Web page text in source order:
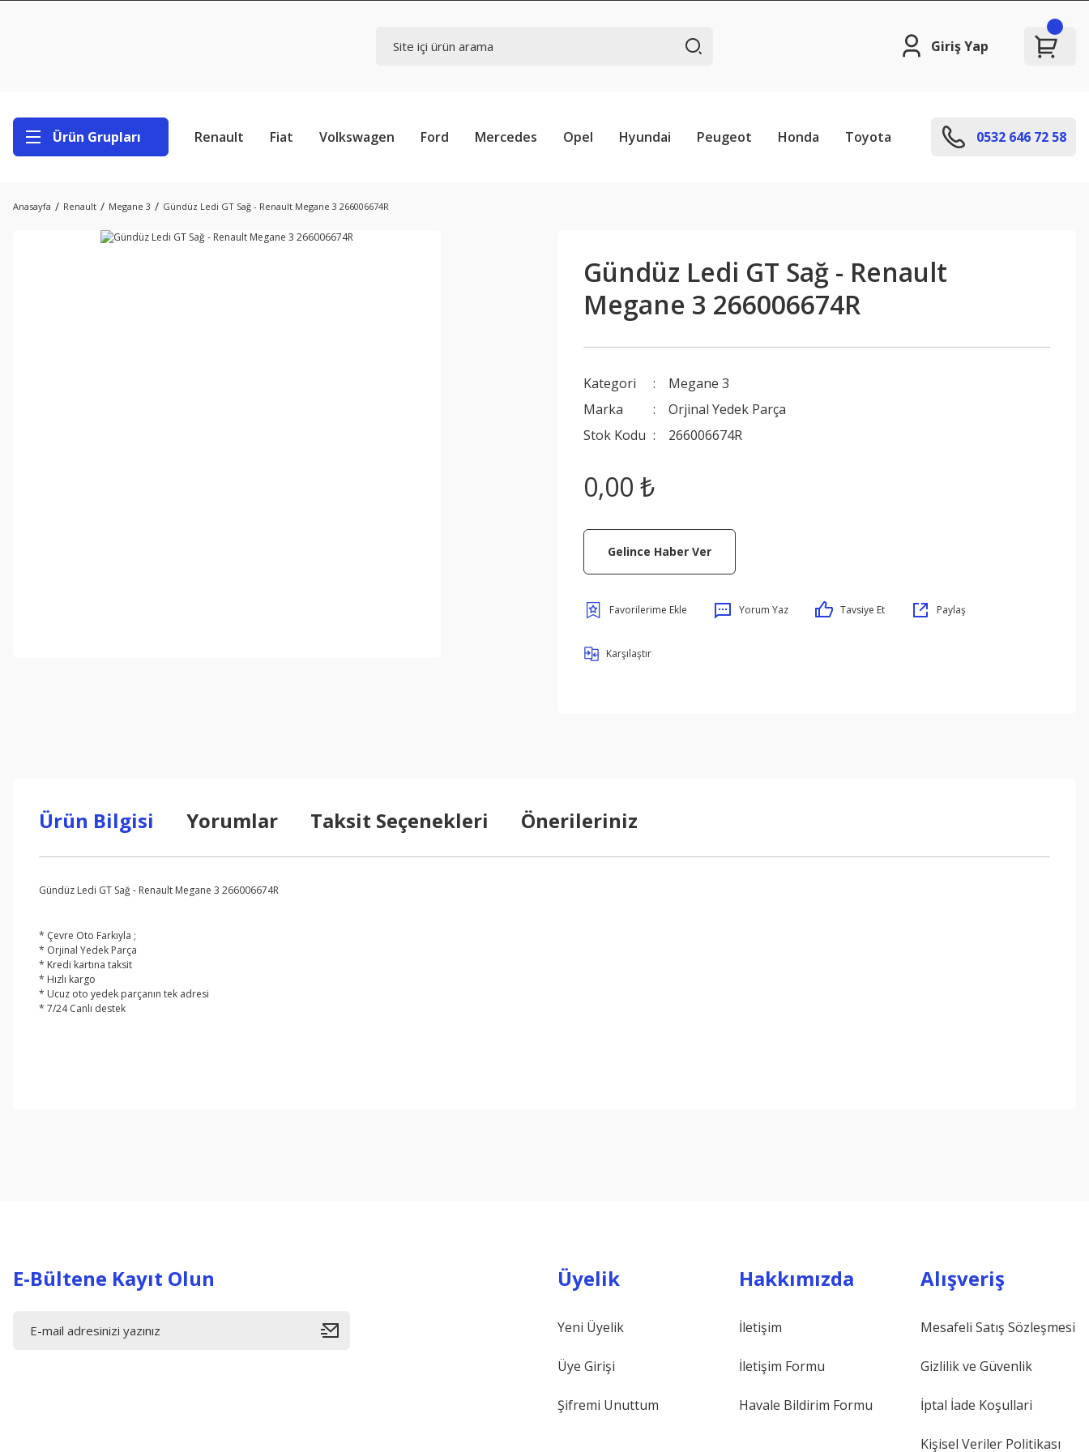
Giriş Yap
Ürün Grupları Renault Fiat Volkswagen Ford Mercedes Opel Hyundai Peugeot Honda Toyota 0532 646 72 58
Anasayfa Renault Megane 3 Gündüz Ledi GT Sağ - Renault Megane 3 266006674R
Gündüz Ledi GT Sağ - Renault
Megane 3 266006674R
Kategori
Megane 3
Marka
Orjinal Yedek Parça
Stok Kodu
266006674R
0,00 ₺
Gelince Haber Ver
Yorum Yaz Tavsiye Et Paylaş
Karşılaştır
Ürün Bilgisi Yorumlar Taksit Seçenekleri Önerileriniz
Gündüz Ledi GT Sağ - Renault Megane 3 266006674R
* Çevre Oto Farkıyla ;
* Orjinal Yedek Parça
* Kredi kartına taksit
* Hızlı kargo
* Ucuz oto yedek parçanın tek adresi
* 7/24 Canlı destek
E-Bültene Kayıt Olun Üyelik
Yeni Üyelik
Üye Girişi
Şifremi Unuttum
Hakkımızda
İletişim
İletişim Formu
Havale Bildirim Formu
Alışveriş
Mesafeli Satış Sözleşmesi
Gizlilik ve Güvenlik
İptal İade Koşullari
Kişisel Veriler Politikası